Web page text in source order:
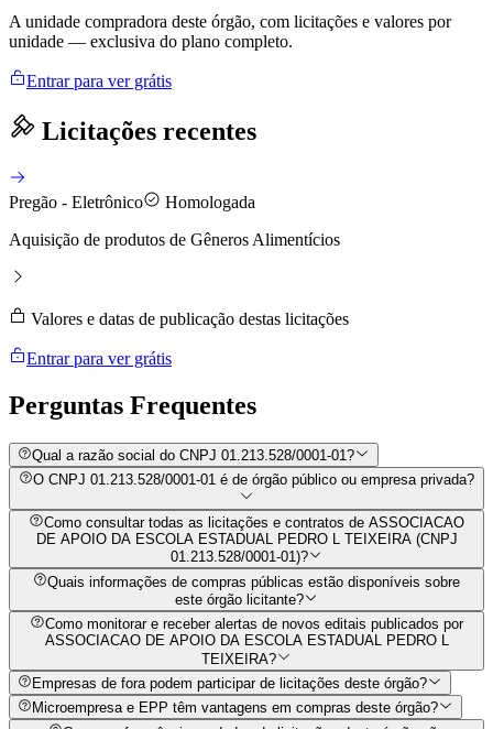
A unidade compradora deste órgão, com licitações e valores por
unidade — exclusiva do plano completo.
Entrar para ver grátis
Licitações recentes
Pregão - Eletrônico
Homologada
Aquisição de produtos de Gêneros Alimentícios
Valores e datas de publicação destas licitações
Entrar para ver grátis
Perguntas Frequentes
Qual a razão social do CNPJ 01.213.528/0001-01?
O CNPJ 01.213.528/0001-01 é de órgão público ou empresa privada?
Como consultar todas as licitações e contratos de ASSOCIACAO
DE APOIO DA ESCOLA ESTADUAL PEDRO L TEIXEIRA (CNPJ
01.213.528/0001-01)?
Quais informações de compras públicas estão disponíveis sobre
este órgão licitante?
Como monitorar e receber alertas de novos editais publicados por
ASSOCIACAO DE APOIO DA ESCOLA ESTADUAL PEDRO L
TEIXEIRA?
Empresas de fora podem participar de licitações deste órgão?
Microempresa e EPP têm vantagens em compras deste órgão?